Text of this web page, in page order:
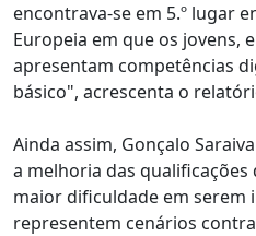
encontrava-se em 5.º lugar
Europeia em que os jovens,
apresentam competências
básico", acrescenta o
Ainda assim, Gonçalo
a melhoria das qualificações
maior dificuldade em serem
representem cenários